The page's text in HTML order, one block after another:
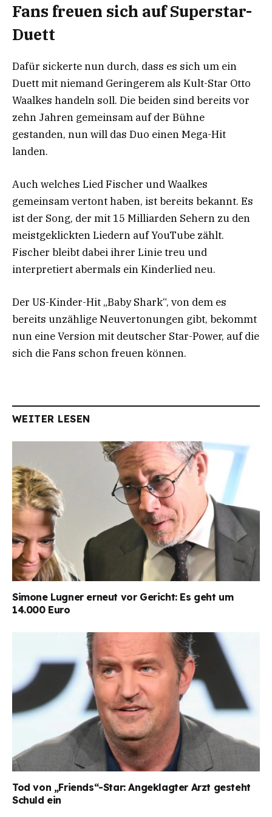
Fans freuen sich auf Superstar-
Duett
Dafür sickerte nun durch, dass es sich um ein
Duett mit niemand Geringerem als Kult-Star Otto
Waalkes handeln soll. Die beiden sind bereits vor
zehn Jahren gemeinsam auf der Bühne
gestanden, nun will das Duo einen Mega-Hit
landen.
Auch welches Lied Fischer und Waalkes
gemeinsam vertont haben, ist bereits bekannt. Es
ist der Song, der mit 15 Milliarden Sehern zu den
meistgeklickten Liedern auf YouTube zählt.
Fischer bleibt dabei ihrer Linie treu und
interpretiert abermals ein Kinderlied neu.
Der US-Kinder-Hit „Baby Shark“, von dem es
bereits unzählige Neuvertonungen gibt, bekommt
nun eine Version mit deutscher Star-Power, auf die
sich die Fans schon freuen können.
WEITER LESEN
Simone Lugner erneut vor Gericht: Es geht um
14.000 Euro
Tod von „Friends“-Star: Angeklagter Arzt gesteht
Schuld ein